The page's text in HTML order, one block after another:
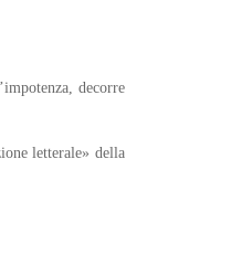
decorre
letterale» della